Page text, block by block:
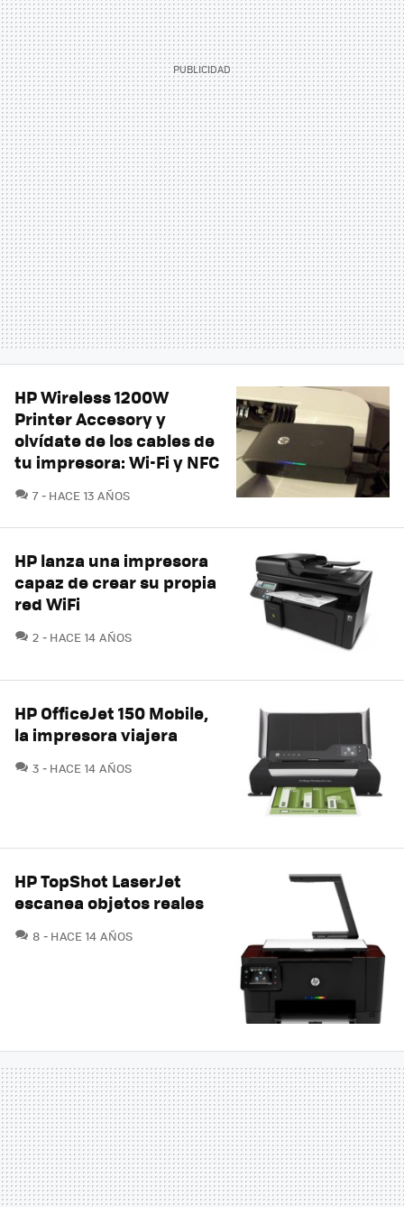
HP Wireless 1200W
Printer Accesory y
olvídate de los cables de
tu impresora: Wi-Fi y NFC
7COMENTARIOS
HACE 13 AÑOS
HP lanza una impresora
capaz de crear su propia
red WiFi
2 COMENTARIOS
HACE 14 AÑOS
HP OfficeJet 150 Mobile,
la impresora viajera
3 COMENTARIOS
HACE 14 AÑOS
HP TopShot LaserJet
escanea objetos reales
8 COMENTARIOS
HACE 14 AÑOS